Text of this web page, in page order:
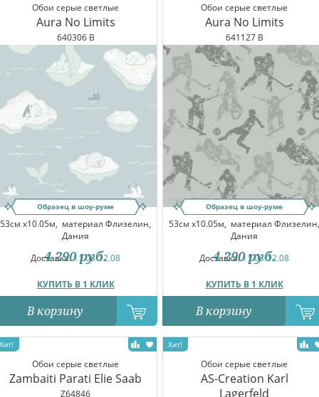
Обои серые светлые
Aura No Limits
640306 B
Образец в шоу-руме
53см x10.05м, материал Флизелин,
Дания
Доставка:11.08-12.08
КУПИТЬ В 1 КЛИК
4 290 руб.
В корзину
Обои серые светлые
Aura No Limits
641127 B
Образец в шоу-руме
53см x10.05м, материал Флизелин,
Дания
Доставка:11.08-12.08
КУПИТЬ В 1 КЛИК
4 290 руб.
В корзину
Обои серые светлые
Zambaiti Parati Elie Saab
Z64846
Обои серые светлые
AS-Creation Karl
Lagerfeld